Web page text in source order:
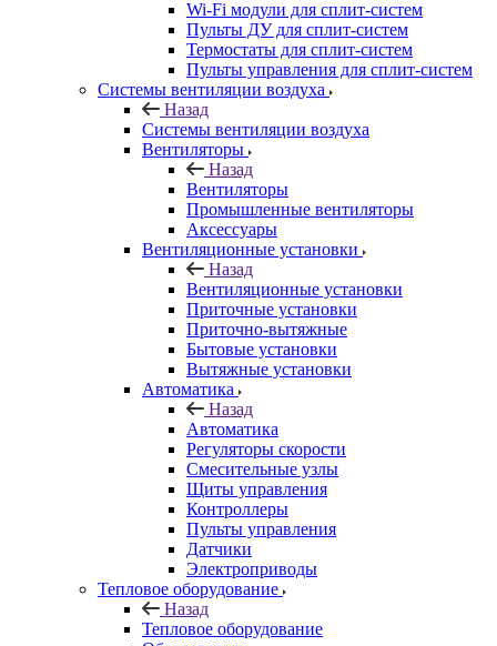
Wi-Fi модули для сплит-систем
Пульты ДУ для сплит-систем
Термостаты для сплит-систем
Пульты управления для сплит-систем
Системы вентиляции воздуха
Назад
Системы вентиляции воздуха
Вентиляторы
Назад
Вентиляторы
Промышленные вентиляторы
Аксессуары
Вентиляционные установки
Назад
Вентиляционные установки
Приточные установки
Приточно-вытяжные
Бытовые установки
Вытяжные установки
Автоматика
Назад
Автоматика
Регуляторы скорости
Смесительные узлы
Щиты управления
Контроллеры
Пульты управления
Датчики
Электроприводы
Тепловое оборудование
Назад
Тепловое оборудование